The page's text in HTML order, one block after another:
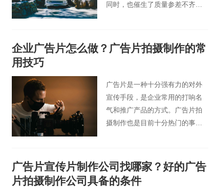
同时，也催生了质量参差不齐的
企业广告片怎么做？广告片拍摄制作的常
用技巧
广告片是一种十分强有力的对外
宣传手段，是企业常用的打响名
气和推广产品的方式。广告片拍
摄制作也是目前十分热门的事
广告片视频依然是一件十分不易
的事儿，这就要求广告宣传创作
人员务必要把握制作广告片的专
广告片宣传片制作公司找哪家？好的广告
片拍摄制作公司具备的条件